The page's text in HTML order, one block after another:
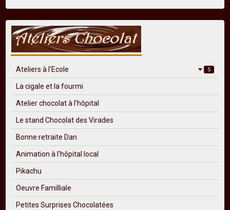
Ateliers à l'Ecole 5
La cigale et la fourmi
Atelier chocolat à l'hôpital
Le stand Chocolat des Virades
Bonne retraite Dan
Animation à l'hôpital local
Pikachu
Oeuvre Familliale
Petites Surprises Chocolatées